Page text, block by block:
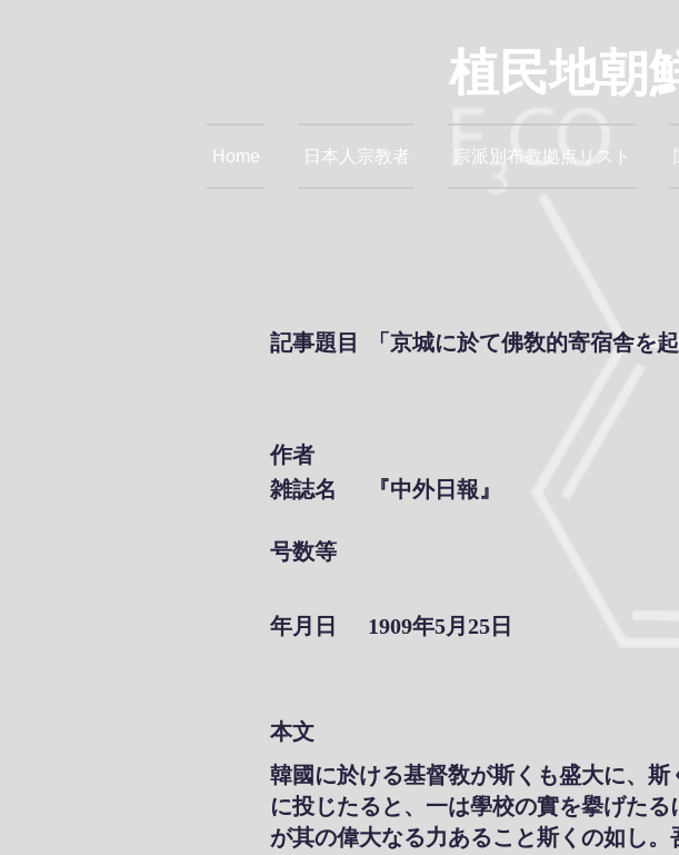
植民地朝
Home 日本人宗教者 宗派別布教拠点リスト
記事題目 「京城に於て佛敎的寄宿舎を起
作者
雑誌名
『中外日報』
号数等
年月日 1909年5月25日
本文
韓國に於ける基督敎が斯くも盛大に、
に投じたると、一は學校の實を擧げた
が其の偉大なる力あること斯くの如し